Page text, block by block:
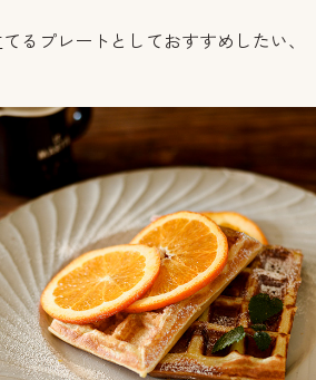
るプレートとしておすすめしたい、